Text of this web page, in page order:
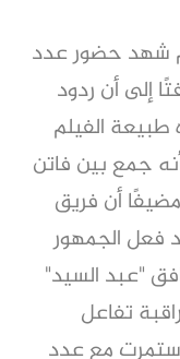
شهد حضور عدد
إلى أن ردود
طبيعة الفيلم
جمع بين فاتن
أن فريق
فعل الجمهور
"عبد السيد"
تفاعل
مع عدد